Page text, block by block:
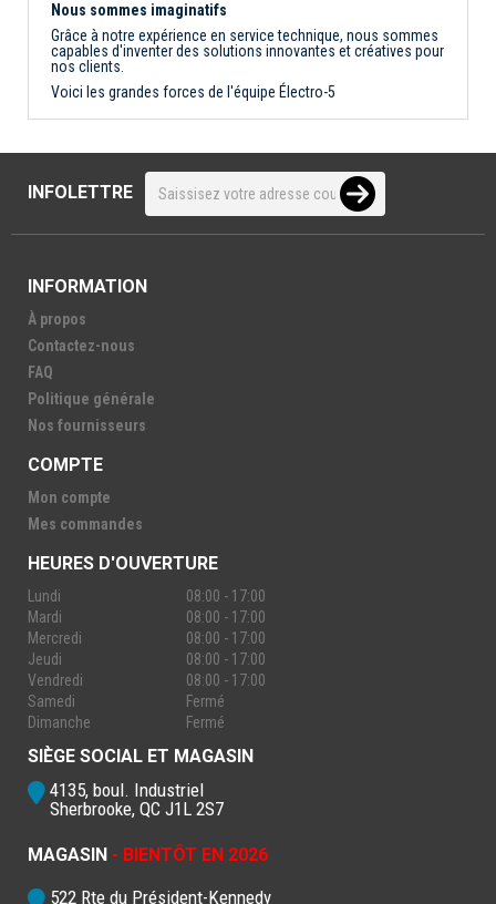
Nous sommes imaginatifs
Grâce à notre expérience en service technique, nous sommes
capables d'inventer des solutions innovantes et créatives pour
nos clients.
Voici les grandes forces de l'équipe Électro-5
INFOLETTRE
INFORMATION
À propos
Contactez-nous
FAQ
Politique générale
Nos fournisseurs
COMPTE
Mon compte
Mes commandes
HEURES D'OUVERTURE
Lundi
08:00 - 17:00
Mardi
08:00 - 17:00
Mercredi
08:00 - 17:00
Jeudi
08:00 - 17:00
Vendredi
08:00 - 17:00
Samedi
Fermé
Dimanche
Fermé
SIÈGE SOCIAL ET MAGASIN
4135, boul. Industriel
Sherbrooke, QC J1L 2S7
MAGASIN - BIENTÔT EN 2026
522 Rte du Président-Kennedy